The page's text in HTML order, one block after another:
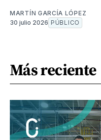
MARTÍN GARCÍA LÓPEZ
30 julio 2026 PÚBLICO
Más reciente